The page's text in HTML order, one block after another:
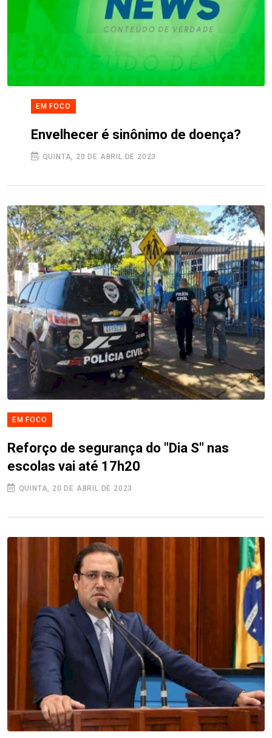
EM FOCO
Envelhecer é sinônimo de doença?
QUINTA, 20 DE ABRIL DE 2023
EM FOCO
Reforço de segurança do "Dia S" nas
escolas vai até 17h20
QUINTA, 20 DE ABRIL DE 2023